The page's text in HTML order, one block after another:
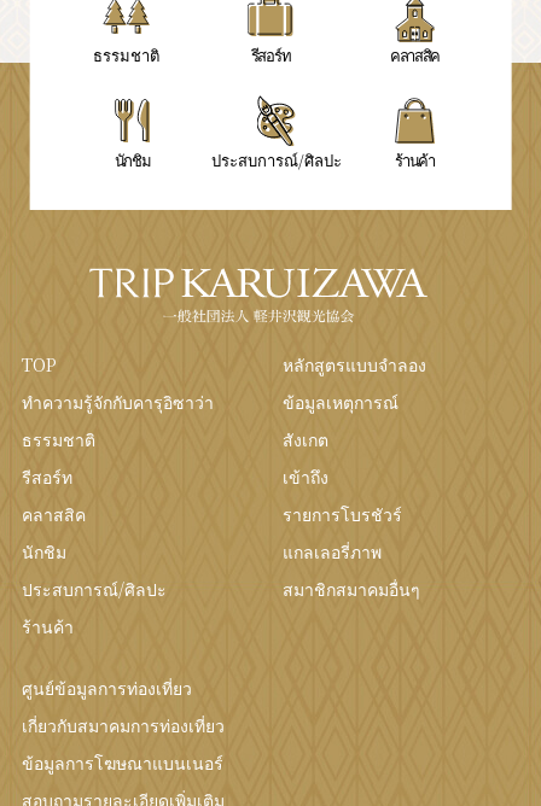
ธรรมชาติ รีสอร์ท คลาสสิค
นักชิม ประสบการณ์/ศิลปะ ร้านค้า
TOP
ทำความรู้จักกับคารุอิซาว่า
ธรรมชาติ
รีสอร์ท
คลาสสิค
นักชิม
ประสบการณ์/ศิลปะ
ร้านค้า
หลักสูตรแบบจำลอง
ข้อมูลเหตุการณ์
สังเกต
เข้าถึง
รายการโบรชัวร์
แกลเลอรี่ภาพ
สมาชิกสมาคมอื่นๆ
ศูนย์ข้อมูลการท่องเที่ยว
เกี่ยวกับสมาคมการท่องเที่ยว
ข้อมูลการโฆษณาแบนเนอร์
สอบถามรายละเอียดเพิ่มเติม